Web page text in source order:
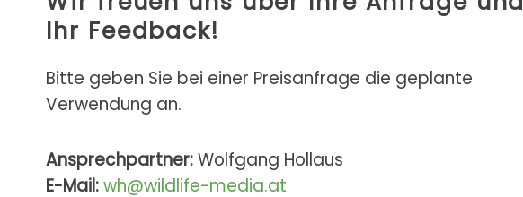
Ihr Feedback!
Bitte geben Sie bei einer Preisanfrage die geplante
Verwendung an.
Ansprechpartner:Wolfgang Hollaus
E-Mail:wh@wildlife-media.at